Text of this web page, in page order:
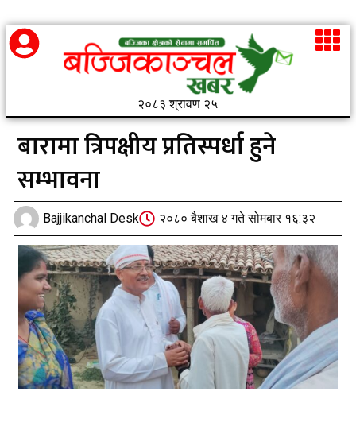
२०८३ श्रावण २५
बारामा त्रिपक्षीय प्रतिस्पर्धा हुने
सम्भावना
Bajjikanchal Desk २०८० बैशाख ४ गते सोमबार १६:३२